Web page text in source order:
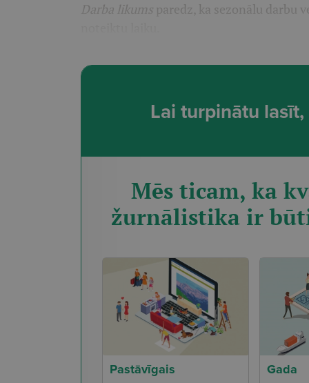
Darba likums paredz, ka sezonālu darbu
Lai turpinātu
Mēs ticam, ka
žurnālistika ir
Pastāvīgais Gada